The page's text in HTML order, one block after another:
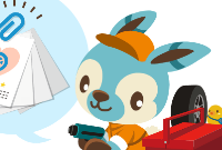
[ASE30系/GSE30系]
のりやまさん
51
レクサス純正 RCFフ